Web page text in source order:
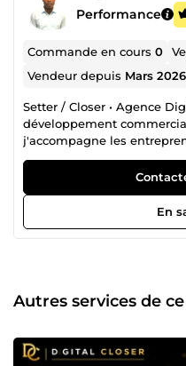
Performance
Commande en cours0
Vendeur depuis Mars 2026
Setter / Closer • Agence
développement
j'accompagne les
entreprises dans la
et professionnalisme. Au
compétences au service
développer leur activité,
rechercher des
de vous proposer un
Mon objectif est simple :
collaboration basée sur la
transparence. N'hésitez
En
Autres services de